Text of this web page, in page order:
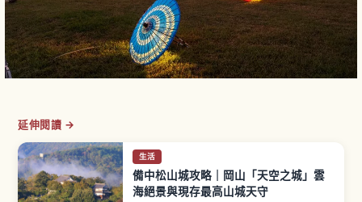
延伸閱讀 →
生活
備中松山城攻略｜岡山「天空之城」雲
海絕景與現存最高山城天守